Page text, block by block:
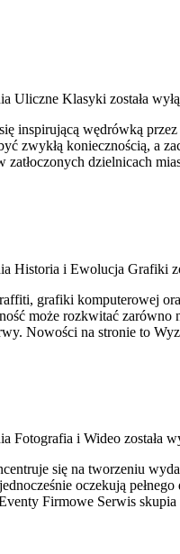
Uliczne Klasyki została
inspirującą wędrówką
zwykłą koniecznością, a
zatłoczonych dzielnicach
Historia i Ewolucja Grafiki
grafiki komputerowej
może rozkwitać
Nowości na stronie to
Fotografia i Wideo została
się na tworzeniu
oczekują
Firmowe Serwis